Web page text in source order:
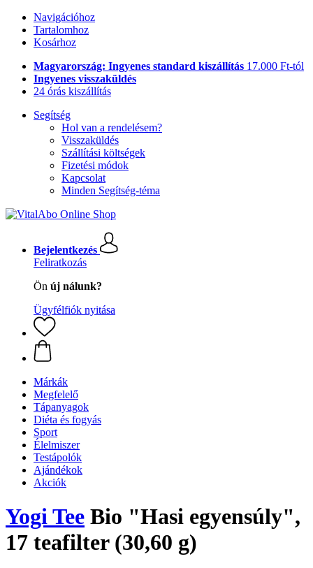
Navigációhoz
Tartalomhoz
Kosárhoz
Magyarország: Ingyenes standard kiszállítás 17.000 Ft-tól
Ingyenes visszaküldés
24 órás kiszállítás
Segítség
Hol van a rendelésem?
Visszaküldés
Szállítási költségek
Fizetési módok
Kapcsolat
Minden Segítség-téma
Bejelentkezés
Feliratkozás
Ön új nálunk?
Ügyfélfiók nyitása
Márkák
Megfelelő
Tápanyagok
Diéta és fogyás
Sport
Élelmiszer
Testápolók
Ajándékok
Akciók
Yogi Tee Bio "Hasi egyensúly",
17 teafilter (30,60 g)